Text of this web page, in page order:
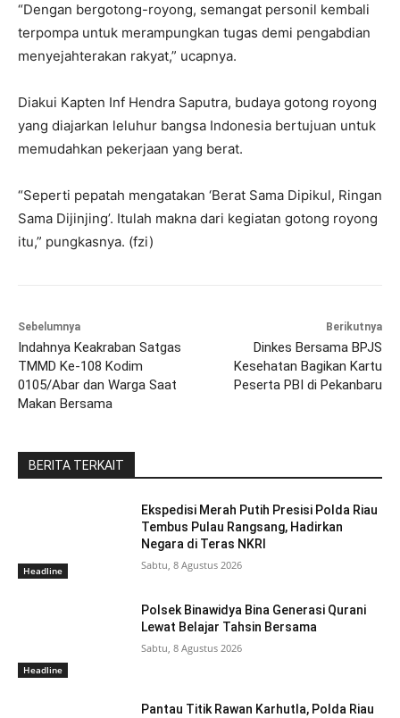
“Dengan bergotong-royong, semangat personil kembali
terpompa untuk merampungkan tugas demi pengabdian
menyejahterakan rakyat,” ucapnya.
Diakui Kapten Inf Hendra Saputra, budaya gotong royong
yang diajarkan leluhur bangsa Indonesia bertujuan untuk
memudahkan pekerjaan yang berat.
“Seperti pepatah mengatakan ‘Berat Sama Dipikul, Ringan
Sama Dijinjing’. Itulah makna dari kegiatan gotong royong
itu,” pungkasnya. (fzi)
Sebelumnya
Indahnya Keakraban Satgas
TMMD Ke-108 Kodim
0105/Abar dan Warga Saat
Makan Bersama
Berikutnya
Dinkes Bersama BPJS
Kesehatan Bagikan Kartu
Peserta PBI di Pekanbaru
BERITA TERKAIT
Headline
Ekspedisi Merah Putih Presisi Polda Riau
Tembus Pulau Rangsang, Hadirkan
Negara di Teras NKRI
Sabtu, 8 Agustus 2026
Headline
Polsek Binawidya Bina Generasi Qurani
Lewat Belajar Tahsin Bersama
Sabtu, 8 Agustus 2026
Pantau Titik Rawan Karhutla, Polda Riau